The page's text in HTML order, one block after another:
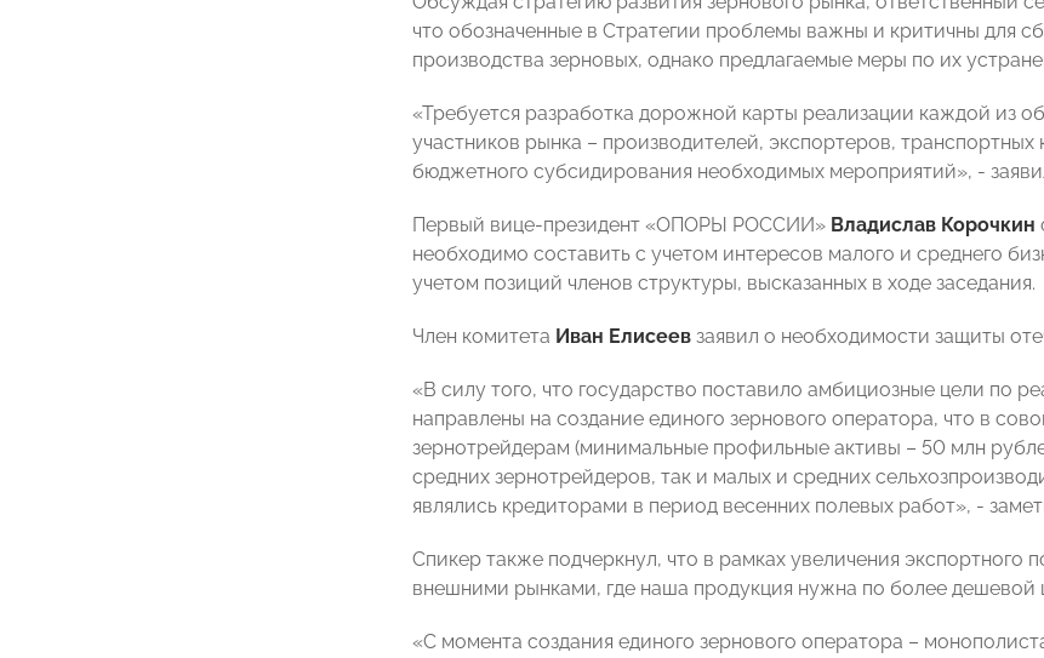
что обозначенные в Стратегии проблемы важны и критичны для
производства зерновых, однако предлагаемые меры по их
«Требуется разработка дорожной карты реализации каждой из
участников рынка – производителей, экспортеров,
бюджетного субсидирования необходимых мероприятий», -
Первый вице-президент «ОПОРЫ РОССИИ» Владислав Корочкин
необходимо составить с учетом интересов малого и среднего
учетом позиций членов структуры, высказанных в ходе заседания.
Член комитета Иван Елисеев заявил о необходимости защиты
«В силу того, что государство поставило амбициозные цели по
направлены на создание единого зернового оператора, что в
зернотрейдерам (минимальные профильные активы – 50 млн
средних зернотрейдеров, так и малых и средних
являлись кредиторами в период весенних полевых работ», -
Спикер также подчеркнул, что в рамках увеличения экспортного
внешними рынками, где наша продукция нужна по более дешевой
«С момента создания единого зернового оператора –